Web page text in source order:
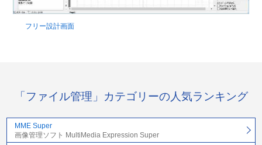
フリー設計画面
「ファイル管理」カテゴリーの人気ランキング
MME Super
画像管理ソフト MultiMedia Expression Super